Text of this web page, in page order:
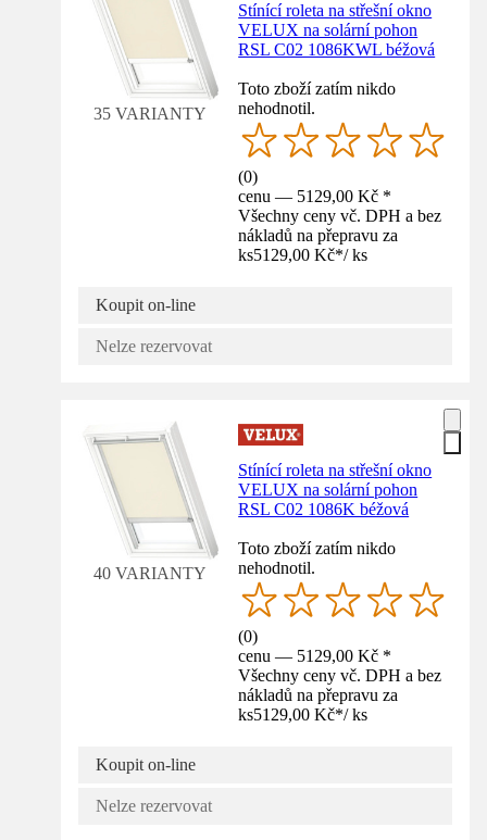
35 VARIANTY
Stínící roleta na střešní okno
VELUX na solární pohon
RSL C02 1086KWL béžová
Toto zboží zatím nikdo
nehodnotil.
(0)
cenu — 5129,00 Kč *
Všechny ceny vč. DPH a bez
nákladů na přepravu za
ks5129,00 Kč*/ ks
Koupit on-line
Nelze rezervovat
40 VARIANTY
Stínící roleta na střešní okno
VELUX na solární pohon
RSL C02 1086K béžová
Toto zboží zatím nikdo
nehodnotil.
(0)
cenu — 5129,00 Kč *
Všechny ceny vč. DPH a bez
nákladů na přepravu za
ks5129,00 Kč*/ ks
Koupit on-line
Nelze rezervovat